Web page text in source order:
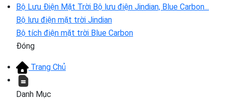
Bộ Lưu Điện Mặt Trời Bộ lưu điện Jindian, Blue Carbon...
Bộ lưu điện mặt trời Jindian
Bộ tích điện mặt trời Blue Carbon
Đóng
Trang Chủ
Danh Mục